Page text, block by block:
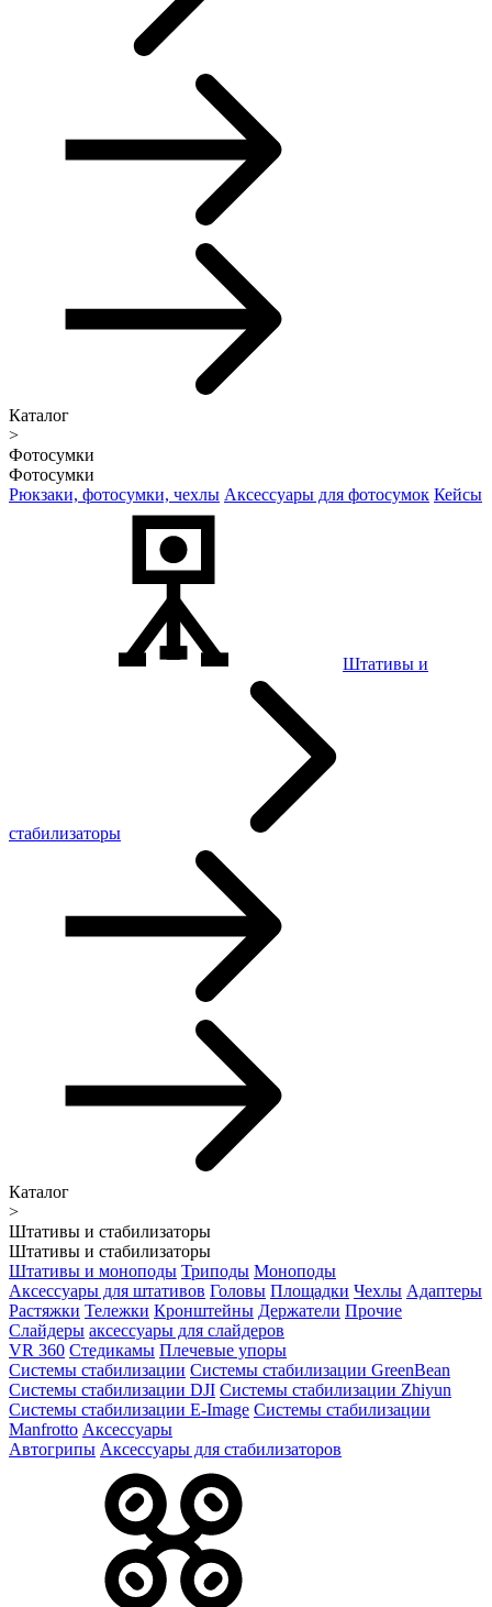
Каталог
>
Фотосумки
Фотосумки
Рюкзаки, фотосумки, чехлы Аксессуары для фотосумок Кейсы
Штативы и
стабилизаторы
Каталог
>
Штативы и стабилизаторы
Штативы и стабилизаторы
Штативы и моноподы Триподы Моноподы
Аксессуары для штативов Головы Площадки Чехлы Адаптеры
Растяжки Тележки Кронштейны Держатели Прочие
Слайдеры аксессуары для слайдеров
VR 360 Стедикамы Плечевые упоры
Системы стабилизации Системы стабилизации GreenBean
Системы стабилизации DJI Системы стабилизации Zhiyun
Системы стабилизации E-Image Системы стабилизации
Manfrotto Аксессуары
Автогрипы Аксессуары для стабилизаторов